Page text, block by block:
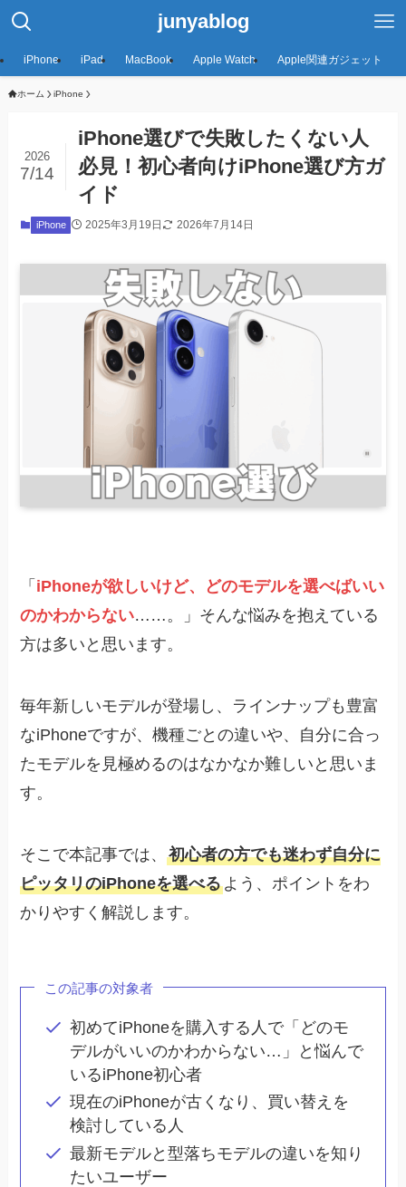
junyablog
iPhone iPad MacBook Apple Watch Apple関連ガジェット
ホーム iPhone
iPhone選びで失敗したくない人
必見！初心者向けiPhone選び方ガ
イド
2026
7/14
iPhone 2025年3月19日 2026年7月14日
「 iPhoneが欲しいけど、どのモデルを選べばいい
のかわからない……。」そんな悩みを抱えている
方は多いと思います。
毎年新しいモデルが登場し、ラインナップも豊富
なiPhoneですが、機種ごとの違いや、自分に合っ
たモデルを見極めるのはなかなか難しいと思いま
す。
そこで本記事では、初心者の方でも迷わず自分に
ピッタリのiPhoneを選べるよう、ポイントをわ
かりやすく解説します。
この記事の対象者
初めてiPhoneを購入する人で「どのモ
デルがいいのかわからない…」と悩んで
いるiPhone初心者
現在のiPhoneが古くなり、買い替えを
検討している人
最新モデルと型落ちモデルの違いを知り
たいユーザー